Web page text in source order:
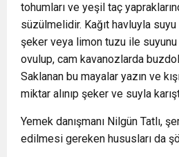
tohumları ve yeşil taç
süzülmelidir. Kağıt havluyla
şeker veya limon tuzu ile suyunu
ovulup, cam kavanozlarda
Saklanan bu mayalar yazın ve
miktar alınıp şeker ve suyla
Yemek danışmanı Nilgün Tatlı,
edilmesi gereken hususları da